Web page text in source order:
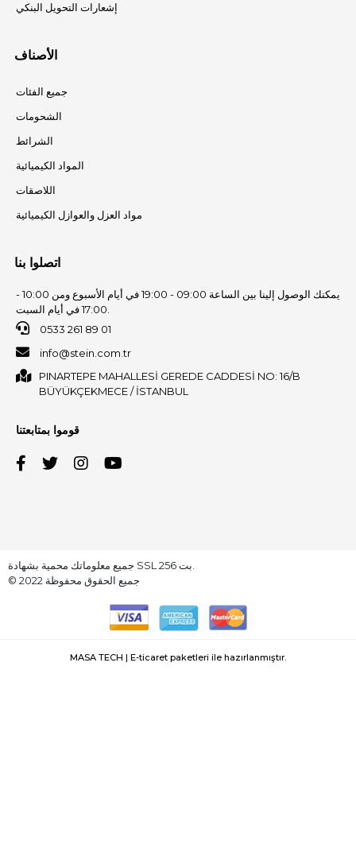
إشعارات التحويل البنكي
الأصناف
جميع الفئات
الشحومات
الشرائط
المواد الكيميائية
اللاصقات
مواد العزل والعوازل الكيميائية
اتصلوا بنا
يمكنك الوصول إلينا بين الساعة 09:00 - 19:00 في أيام الأسبوع ومن 10:00 -
0533 261 89 01
info@stein.com.tr
PINARTEPE MAHALLESİ GEREDE CADDESİ NO: 16/B
BÜYÜKÇEKMECE / İSTANBUL
قوموا بمتابعتنا
© 2022 جميع الحقوق محفوظة
MASA TECH | E-ticaret paketleri ile hazırlanmıştır.